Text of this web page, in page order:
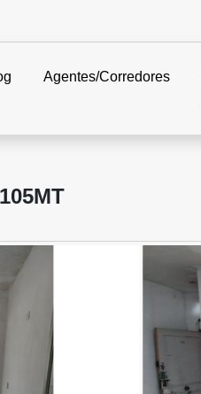
Agentes/Corredores